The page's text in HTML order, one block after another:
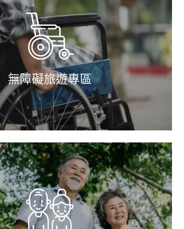
無障礙旅遊專區